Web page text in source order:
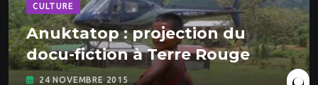
CULTURE
Anuktatop : projection du
docu-fiction à Terre Rouge
24 NOVEMBRE 2015